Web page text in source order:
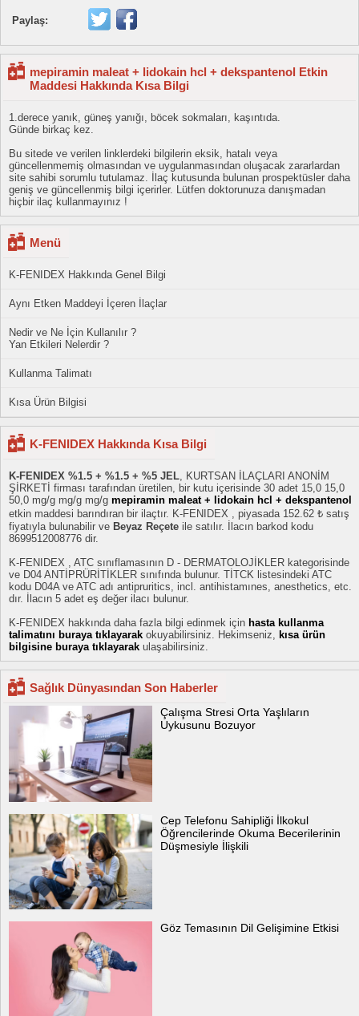
Paylaş:
mepiramin maleat + lidokain hcl + dekspantenol Etkin
Maddesi Hakkında Kısa Bilgi
1.derece yanık, güneş yanığı, böcek sokmaları, kaşıntıda.
Günde birkaç kez.
Bu sitede ve verilen linklerdeki bilgilerin eksik, hatalı veya
güncellenmemiş olmasından ve uygulanmasından oluşacak zararlardan
site sahibi sorumlu tutulamaz. İlaç kutusunda bulunan prospektüsler daha
geniş ve güncellenmiş bilgi içerirler. Lütfen doktorunuza danışmadan
hiçbir ilaç kullanmayınız !
Menü
K-FENIDEX Hakkında Genel Bilgi
Aynı Etken Maddeyi İçeren İlaçlar
Nedir ve Ne İçin Kullanılır ?
Yan Etkileri Nelerdir ?
Kullanma Talimatı
Kısa Ürün Bilgisi
K-FENIDEX Hakkında Kısa Bilgi
K-FENIDEX %1.5 + %1.5 + %5 JEL, KURTSAN İLAÇLARI ANONİM
ŞİRKETİ firması tarafından üretilen, bir kutu içerisinde 30 adet 15,0 15,0
50,0 mg/g mg/g mg/g mepiramin maleat + lidokain hcl + dekspantenol
etkin maddesi barındıran bir ilaçtır. K-FENIDEX , piyasada 152.62 ₺ satış
fiyatıyla bulunabilir ve Beyaz Reçete ile satılır. İlacın barkod kodu
8699512008776 dir.
K-FENIDEX , ATC sınıflamasının D - DERMATOLOJİKLER kategorisinde
ve D04 ANTİPRÜRİTİKLER sınıfında bulunur. TİTCK listesindeki ATC
kodu D04A ve ATC adı antipruritics, incl. antihistamınes, anesthetics, etc.
dır. İlacın 5 adet eş değer ilacı bulunur.
K-FENIDEX hakkında daha fazla bilgi edinmek için hasta kullanma
talimatını buraya tıklayarak okuyabilirsiniz. Hekimseniz, kısa ürün
bilgisine buraya tıklayarak ulaşabilirsiniz.
Sağlık Dünyasından Son Haberler
Çalışma Stresi Orta Yaşlıların
Uykusunu Bozuyor
Cep Telefonu Sahipliği İlkokul
Öğrencilerinde Okuma Becerilerinin
Düşmesiyle İlişkili
Göz Temasının Dil Gelişimine Etkisi